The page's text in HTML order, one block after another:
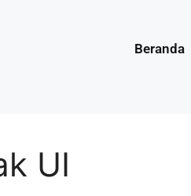
Beranda
UI